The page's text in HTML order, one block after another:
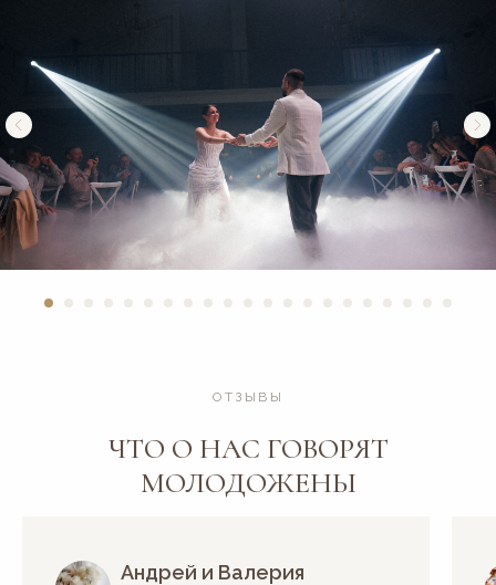
ОТЗЫВЫ
ЧТО О НАС ГОВОРЯТ
МОЛОДОЖЕНЫ
Андрей и Валерия